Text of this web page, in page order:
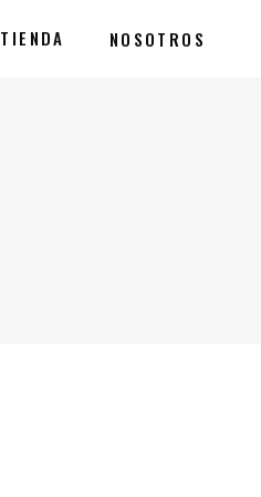
TIENDA NOSOTROS